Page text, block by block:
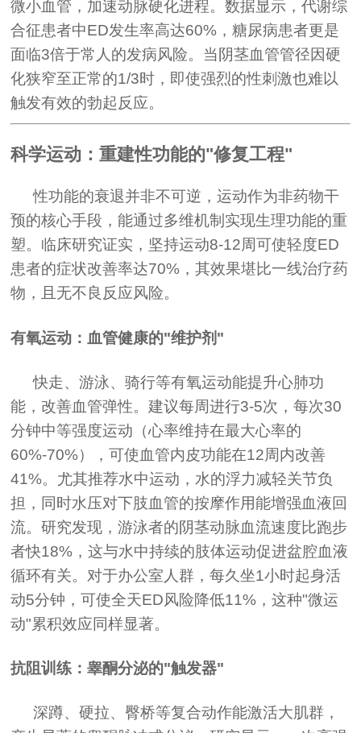
微小血管，加速动脉硬化进程。数据显示，代谢综
合征患者中ED发生率高达60%，糖尿病患者更是
面临3倍于常人的发病风险。当阴茎血管管径因硬
化狭窄至正常的1/3时，即使强烈的性刺激也难以
触发有效的勃起反应。
科学运动：重建性功能的"修复工程"
性功能的衰退并非不可逆，运动作为非药物干
预的核心手段，能通过多维机制实现生理功能的重
塑。临床研究证实，坚持运动8-12周可使轻度ED
患者的症状改善率达70%，其效果堪比一线治疗药
物，且无不良反应风险。
有氧运动：血管健康的"维护剂"
快走、游泳、骑行等有氧运动能提升心肺功
能，改善血管弹性。建议每周进行3-5次，每次30
分钟中等强度运动（心率维持在最大心率的
60%-70%），可使血管内皮功能在12周内改善
41%。尤其推荐水中运动，水的浮力减轻关节负
担，同时水压对下肢血管的按摩作用能增强血液回
流。研究发现，游泳者的阴茎动脉血流速度比跑步
者快18%，这与水中持续的肢体运动促进盆腔血液
循环有关。对于办公室人群，每久坐1小时起身活
动5分钟，可使全天ED风险降低11%，这种"微运
动"累积效应同样显著。
抗阻训练：睾酮分泌的"触发器"
深蹲、硬拉、臀桥等复合动作能激活大肌群，